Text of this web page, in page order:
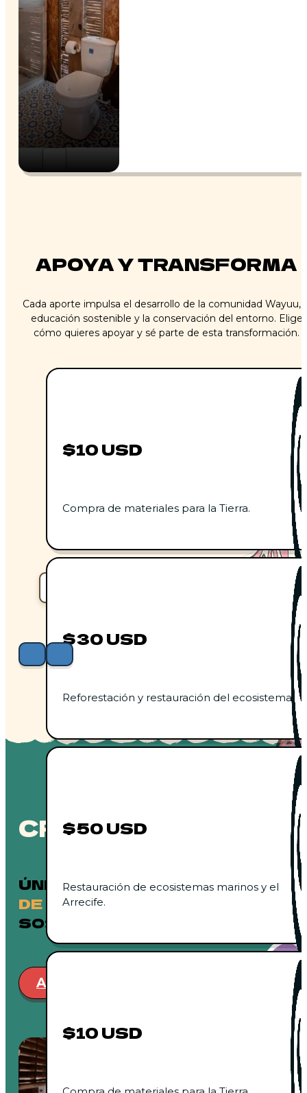
APOYA Y TRANSFORMA
Cada aporte impulsa el desarrollo de la comunidad Wayuu,
educación sostenible y la conservación del entorno. Elige
cómo quieres apoyar y sé parte de esta transformación.
$10 USD
Compra de materiales para la Tierra.
$30 USD
Reforestación y restauración del ecosistema.
$50 USD
Restauración de ecosistemas marinos y el
Arrecife.
$10 USD
CROWDFUNDING
ÚNETE A NUESTRA MISIÓN
DE CREAR UN FUTURO
SOSTENIBLE
Apoyar